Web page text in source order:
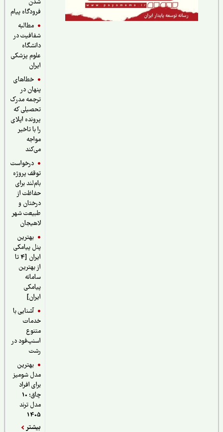
فرودگاه پیام
مطالبه
شفافیت در
دانشگاه
علوم پزشکی
خطاهای
پنهان در
ترجمه مدرک
تحصیلی که
پرونده اپلای
را با تاخیر
درخواست
توقف پروژه
بام‌لند برای
حفاظت از
درختان و
طبیعت شهر
لاهیجان
بهترین
پنل پیامکی
ایران [4 تا
از بهترین
سامانه
پیامکی
آشنایی با
خدمات
اسنپ‌فود در
بهترین
مدل شومیز
برای افراد
چاق؛ 10
مدل ترند